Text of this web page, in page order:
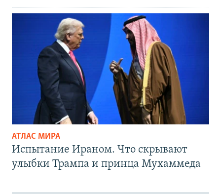
АТЛАС МИРА
Испытание Ираном. Что скрывают
улыбки Трампа и принца Мухаммеда